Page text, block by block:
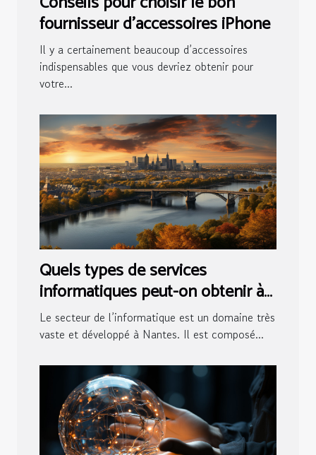
fournisseur d’accessoires iPhone
Il y a certainement beaucoup d’accessoires
indispensables que vous devriez obtenir pour
votre...
Quels types de services
informatiques peut-on obtenir à
Nantes ?
Le secteur de l’informatique est un domaine très
vaste et développé à Nantes. Il est composé...